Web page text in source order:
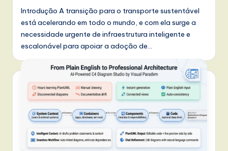
-
L
a
t
Introdução A transição para o transporte sustentável
está acelerando em todo o mundo, e com ela surge a
necessidade urgente de infraestrutura inteligente e
escalonável para apoiar a adoção de…